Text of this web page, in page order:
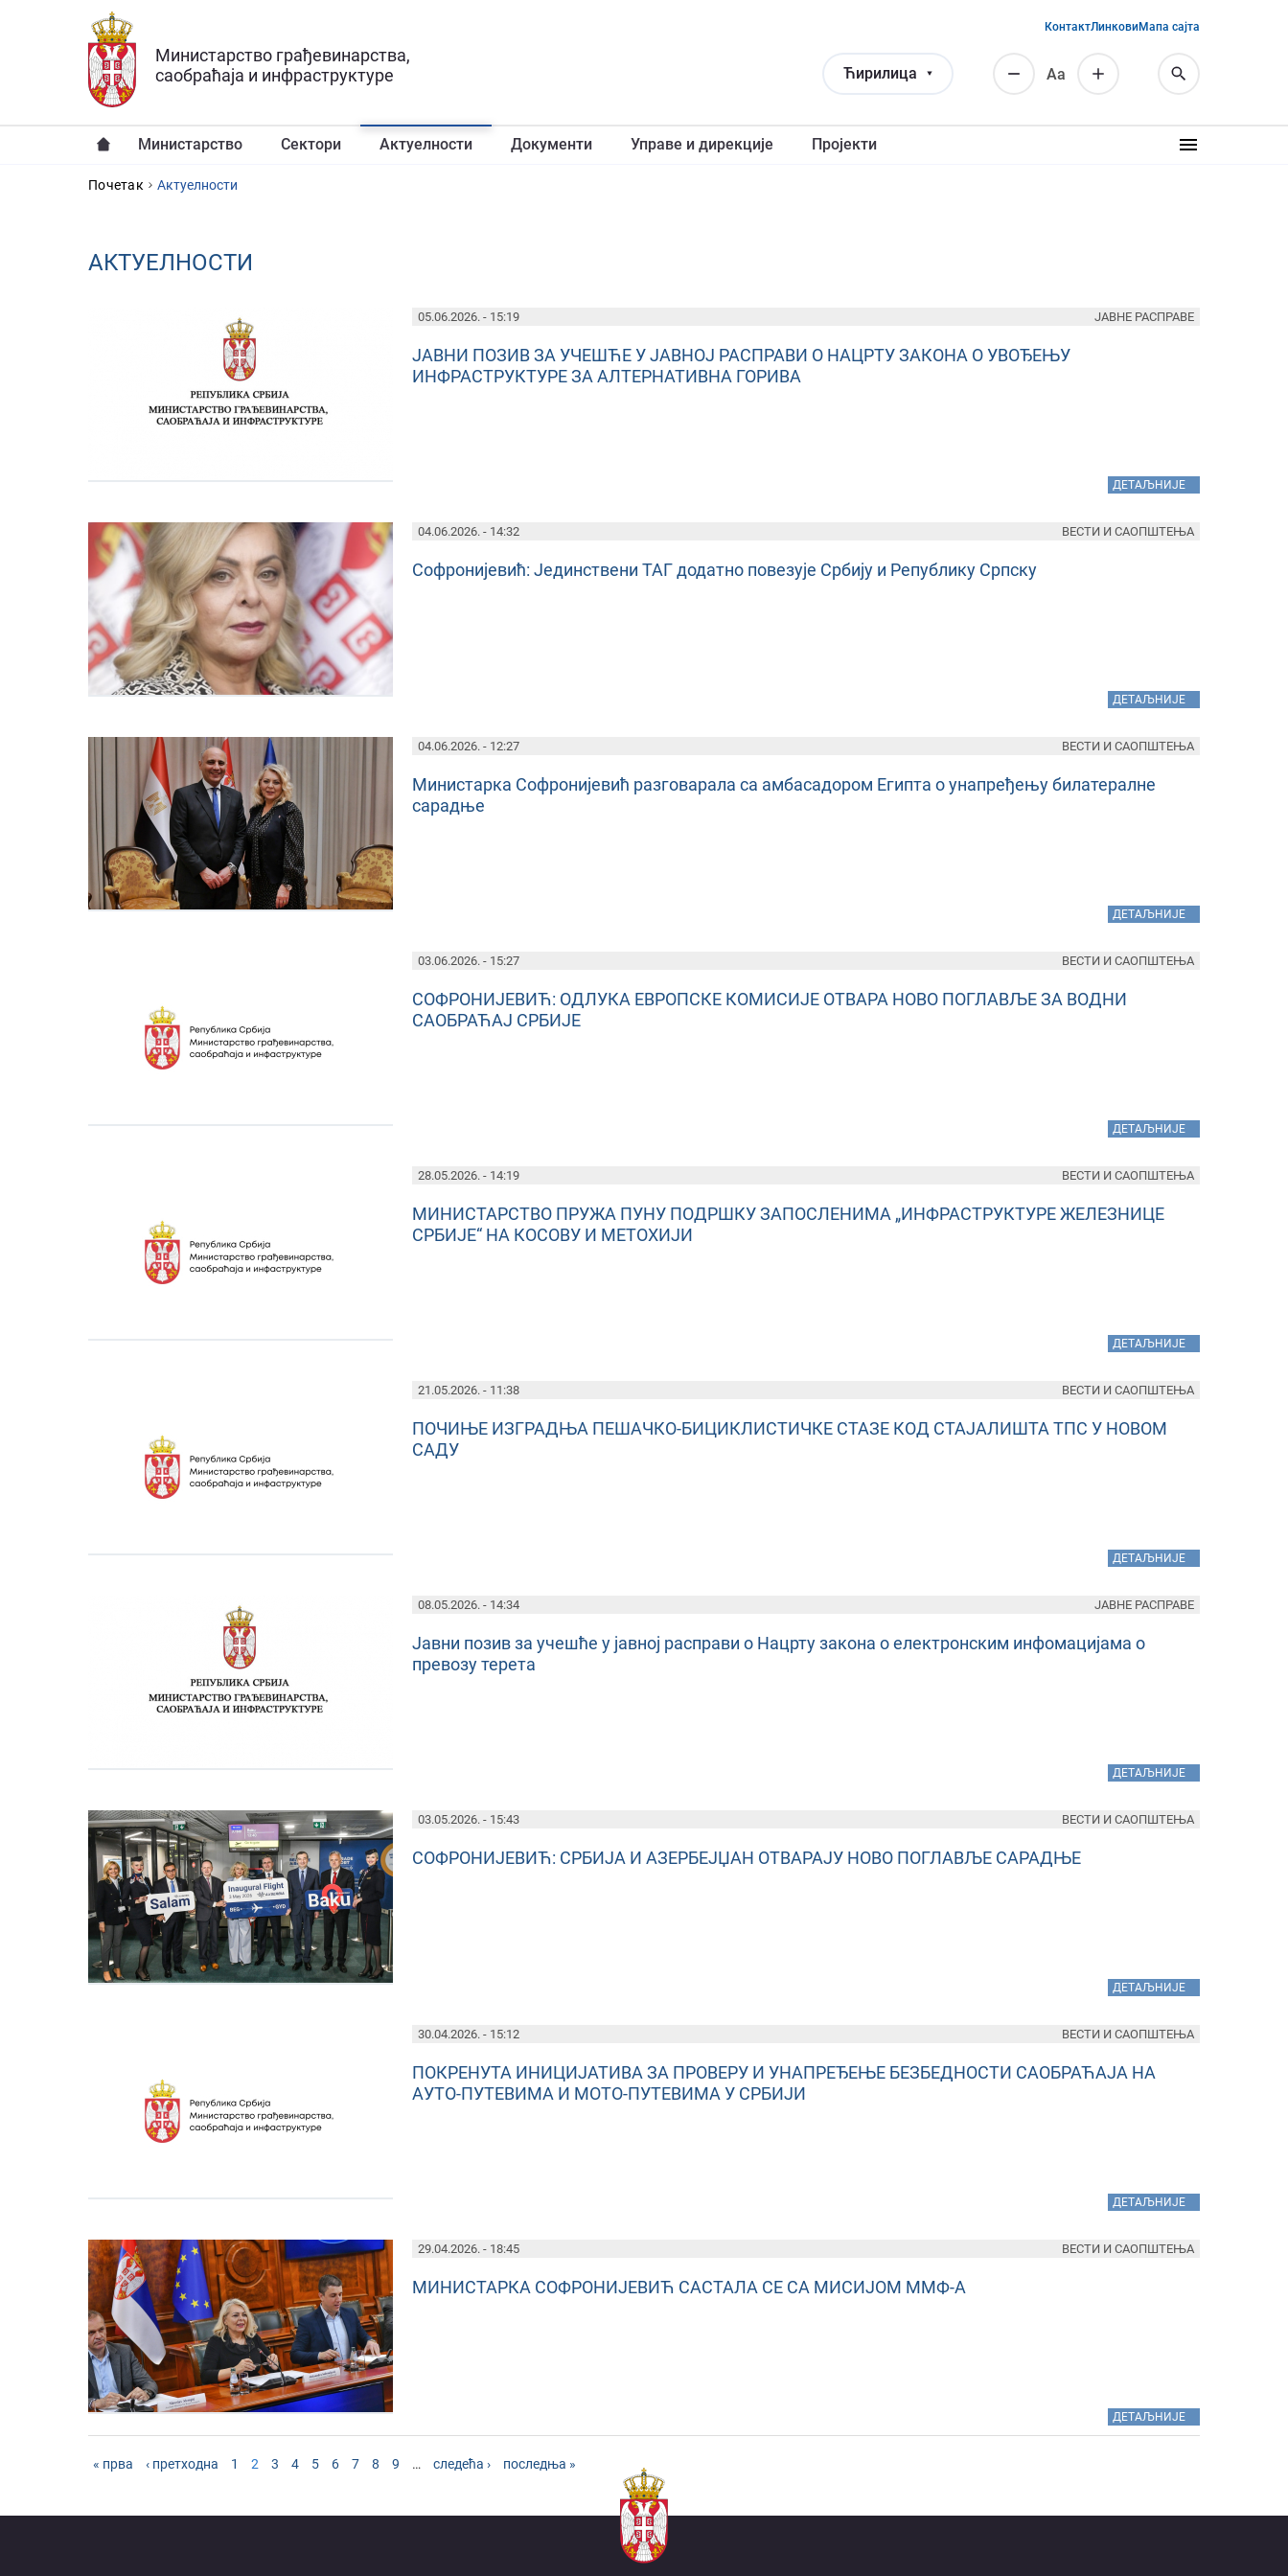
Прескочи на главни део садржаја
Министарство грађевинарства,
саобраћаја и инфраструктуре
Ћирилица Аа
КонтактЛинковиМапа сајта
Министарство Сектори Актуелности Документи Управе и дирекције Пројекти
YOU ARE HERE
Почетак Aктуелности
AКТУЕЛНОСТИ
05.06.2026. - 15:19
ЈАВНИ ПОЗИВ ЗА УЧЕШЋЕ У ЈАВНОЈ РАСПРАВИ О НАЦРТУ ЗАКОНА О УВОЂЕЊУ
ИНФРАСТРУКТУРЕ ЗА АЛТЕРНАТИВНА ГОРИВА
ДЕТАЉНИЈЕ
ЈАВНЕ РАСПРАВЕ
04.06.2026. - 14:32
Софронијевић: Јединствени ТАГ додатно повезује Србију и Републику Српску
ДЕТАЉНИЈЕ
ВЕСТИ И САОПШТЕЊА
04.06.2026. - 12:27
Министарка Софронијевић разговарала са амбасадором Египта о унапређењу билатералне
сарадње
ДЕТАЉНИЈЕ
ВЕСТИ И САОПШТЕЊА
03.06.2026. - 15:27
СОФРОНИЈЕВИЋ: ОДЛУКА ЕВРОПСКЕ КОМИСИЈЕ ОТВАРА НОВО ПОГЛАВЉЕ ЗА ВОДНИ
САОБРАЋАЈ СРБИЈЕ
ДЕТАЉНИЈЕ
ВЕСТИ И САОПШТЕЊА
28.05.2026. - 14:19
МИНИСТАРСТВО ПРУЖА ПУНУ ПОДРШКУ ЗАПОСЛЕНИМА „ИНФРАСТРУКТУРЕ ЖЕЛЕЗНИЦЕ
СРБИЈE“ НА КОСОВУ И МЕТОХИЈИ
ДЕТАЉНИЈЕ
ВЕСТИ И САОПШТЕЊА
21.05.2026. - 11:38
ПОЧИЊЕ ИЗГРАДЊА ПЕШАЧКО-БИЦИКЛИСТИЧКЕ СТАЗЕ КОД СТАЈАЛИШТА ТПС У НОВОМ
САДУ
ДЕТАЉНИЈЕ
ВЕСТИ И САОПШТЕЊА
08.05.2026. - 14:34
Јавни позив за учешће у јавној расправи о Нацрту закона о електронским инфомацијама о
превозу терета
ДЕТАЉНИЈЕ
ЈАВНЕ РАСПРАВЕ
03.05.2026. - 15:43
СОФРОНИЈЕВИЋ: СРБИЈА И АЗЕРБЕЈЏАН ОТВАРАЈУ НОВО ПОГЛАВЉЕ САРАДЊЕ
ДЕТАЉНИЈЕ
ВЕСТИ И САОПШТЕЊА
30.04.2026. - 15:12
ПОКРЕНУТА ИНИЦИЈАТИВА ЗА ПРОВЕРУ И УНАПРЕЂЕЊЕ БЕЗБЕДНОСТИ САОБРАЋАЈА НА
АУТО-ПУТЕВИМА И МОТО-ПУТЕВИМА У СРБИЈИ
ДЕТАЉНИЈЕ
ВЕСТИ И САОПШТЕЊА
29.04.2026. - 18:45
МИНИСТАРКА СОФРОНИЈЕВИЋ САСТАЛА СЕ СА МИСИЈОМ ММФ-А
ДЕТАЉНИЈЕ
ВЕСТИ И САОПШТЕЊА
« прва ‹ претходна 1 2 3 4 5 6 7 8 9 … следећа › последња »